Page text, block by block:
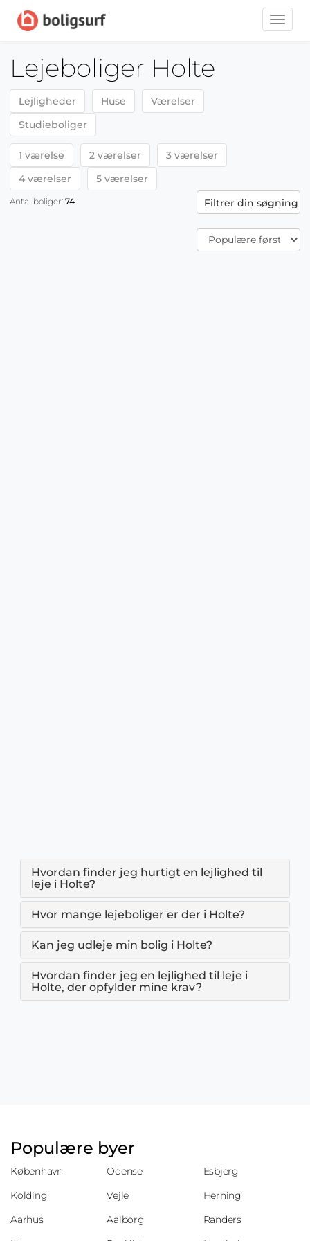
Toggle
Lejeboliger Holte
Lejligheder Huse
Værelser
Studieboliger
1 værelse 2 værelser
3 værelser
4 værelser
5 værelser
Antal boliger: 74 Filtrer din søgning
Hvordan finder jeg hurtigt en lejlighed til
leje i Holte?
Hvor mange lejeboliger er der i Holte?
Kan jeg udleje min bolig i Holte?
Hvordan finder jeg en lejlighed til leje i
Holte, der opfylder mine krav?
Populære byer
København Odense
Esbjerg
Kolding
Vejle
Herning
Aarhus
Aalborg
Randers